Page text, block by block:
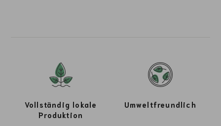
Vollständig lokale
Produktion
Umweltfreundlich